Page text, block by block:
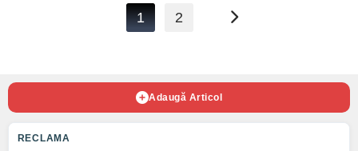
1 2
Adaugă Articol
RECLAMA